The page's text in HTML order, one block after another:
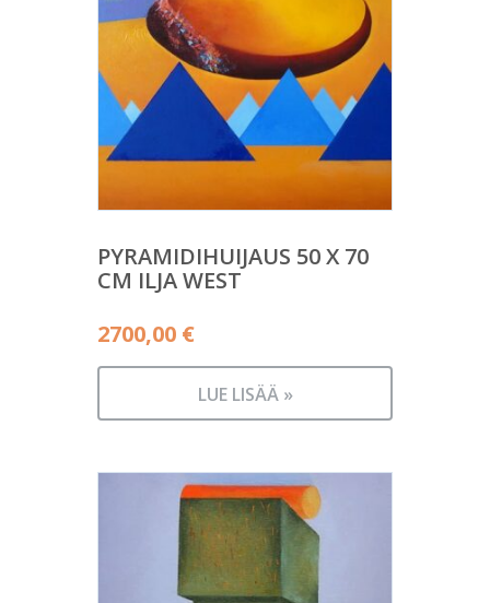
PYRAMIDIHUIJAUS 50 X 70
CM ILJA WEST
2700,00 €
LUE LISÄÄ »